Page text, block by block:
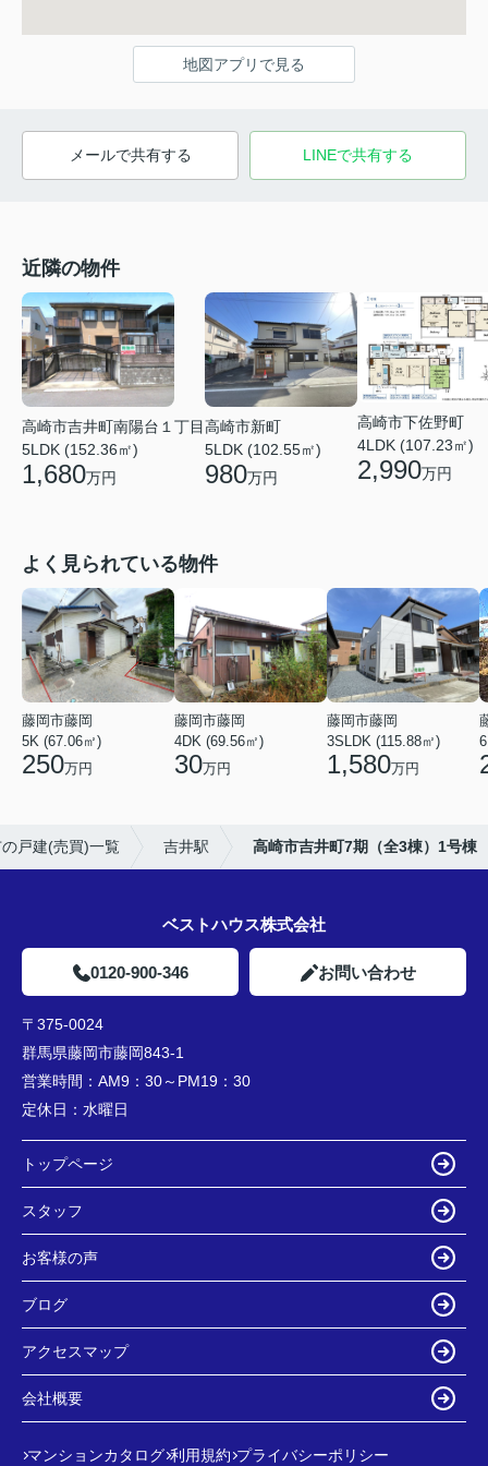
地図アプリで見る
メールで共有する LINEで共有する
近隣の物件
高崎市吉井町南陽台１丁目
5LDK (152.36㎡)
1,680万円
高崎市新町
5LDK (102.55㎡)
980万円
高崎市下佐野町
4LDK (107.23㎡)
2,990万円
よく見られている物件
藤岡市藤岡
5K (67.06㎡)
250万円
藤岡市藤岡
4DK (69.56㎡)
30万円
藤岡市藤岡
3SLDK (115.88㎡)
1,580万円
戸建(売買)一覧 吉井駅 高崎市吉井町7期（全3棟）1号棟
ベストハウス株式会社
0120-900-346 お問い合わせ
〒375-0024
群馬県藤岡市藤岡843-1
営業時間： AM9：30～PM19：30
定休日： 水曜日
トップページ
スタッフ
お客様の声
ブログ
アクセスマップ
会社概要
マンションカタログ 利用規約 プライバシーポリシー